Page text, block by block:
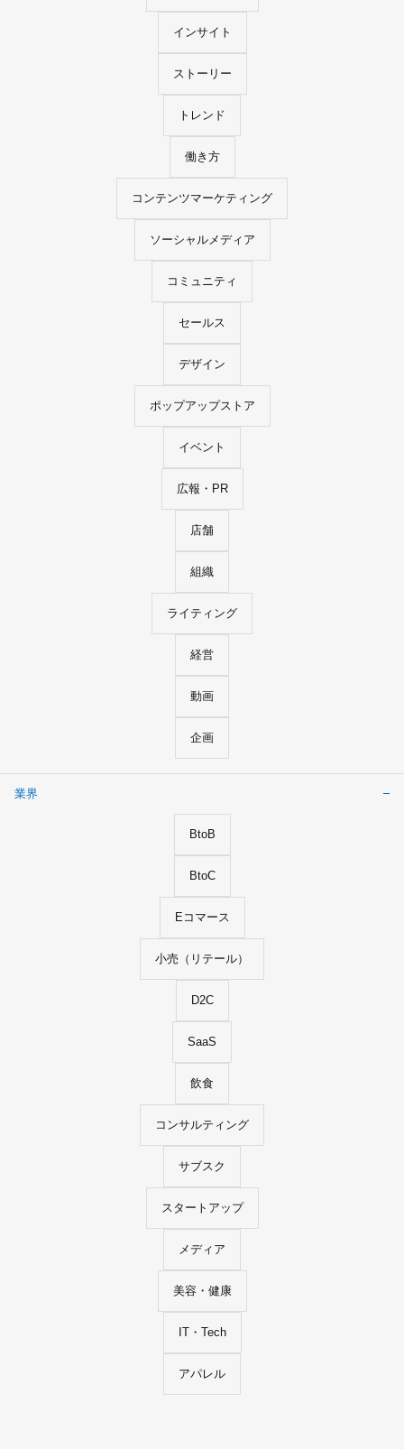
インサイト
ストーリー
トレンド
働き方
コンテンツマーケティング
ソーシャルメディア
コミュニティ
セールス
デザイン
ポップアップストア
イベント
広報・PR
店舗
組織
ライティング
経営
動画
企画
業界
BtoB
BtoC
Eコマース
小売（リテール）
D2C
SaaS
飲食
コンサルティング
サブスク
スタートアップ
メディア
美容・健康
IT・Tech
アパレル